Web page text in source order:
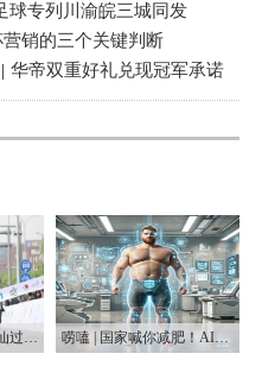
球专列川渝皖三城同发
销的三个关键判断
| 华帝双重好礼兑现冠军承诺
唠嗑 | 人形机器人“八仙过海”，这届“半马”有点癫 唠嗑 | 国家喊你减肥！AI教练真能让你躺瘦？